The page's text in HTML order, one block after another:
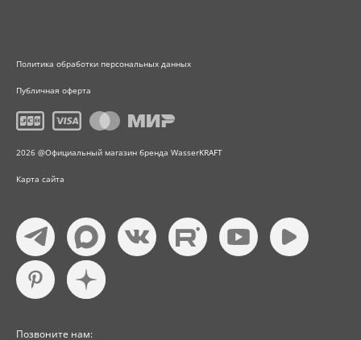
Политика обработки персональных данных
Публичная оферта
2026 @Официальный магазин бренда WasserKRAFT
Карта сайта
Позвоните нам: